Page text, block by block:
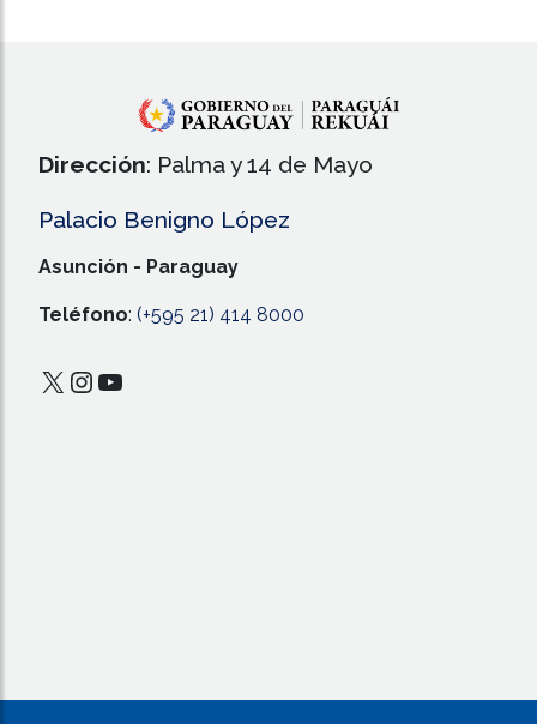
Dirección: Palma y 14 de Mayo
Palacio Benigno López
Asunción - Paraguay
Teléfono: (+595 21) 414 8000
X Instagram
YouTube